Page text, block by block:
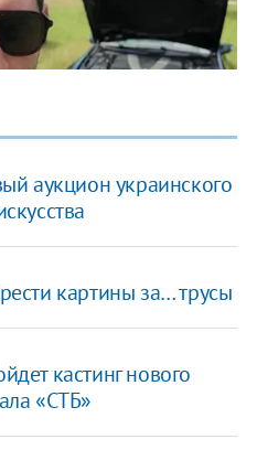
аукцион украинского
картины за… трусы
кастинг нового
«СТБ»